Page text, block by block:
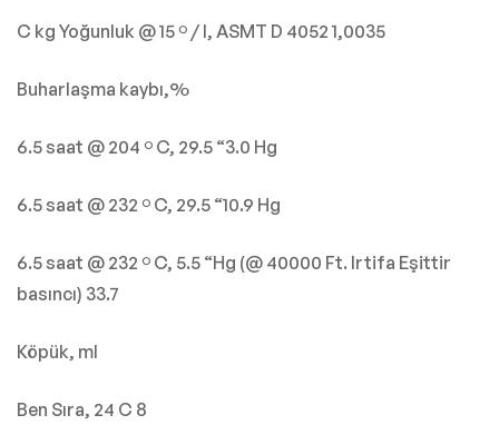
C kg Yoğunluk @ 15 º / l, ASMT D 4052 1,0035
Buharlaşma kaybı,%
6.5 saat @ 204 º C, 29.5 “3.0 Hg
6.5 saat @ 232 º C, 29.5 “10.9 Hg
6.5 saat @ 232 º C, 5.5 “Hg (@ 40000 Ft. Irtifa Eşittir
basıncı) 33.7
Köpük, ml
Ben Sıra, 24 C 8